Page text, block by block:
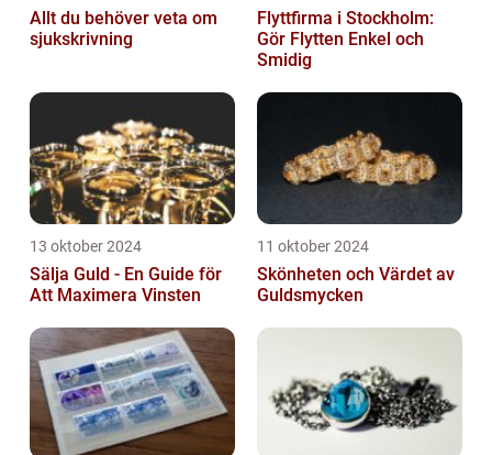
Allt du behöver veta om
sjukskrivning
Flyttfirma i Stockholm:
Gör Flytten Enkel och
Smidig
13 oktober 2024
Sälja Guld - En Guide för
Att Maximera Vinsten
11 oktober 2024
Skönheten och Värdet av
Guldsmycken